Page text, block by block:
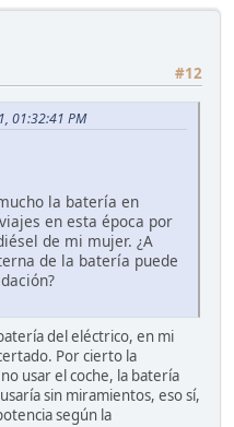
#12
01:32:41 PM
la batería en
en esta época por
de mi mujer. ¿A
de la batería puede
del eléctrico, en mi
Por cierto la
usar el coche, la batería
sin miramientos, eso sí,
según la